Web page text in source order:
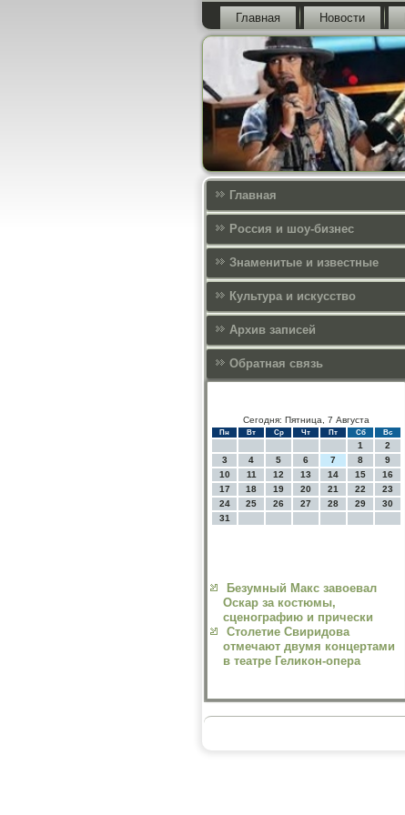
Главная Новости
Главная
Россия и шоу-бизнес
Знаменитые и известные
Культура и искусcтво
Архив записей
Обратная связь
Сегодня: Пятница, 7 Августа
Пн Вт Ср Чт Пт Сб Вс
1
2
3
4 5 6 7 8
9
10
11 12 13 14 15
16
17
18 19 20 21 22
23
24
25 26 27 28 29
30
31
Безумный Макс завоевал
Оскар за костюмы,
сценографию и прически
Столетие Свиридова
отмечают двумя концертами
в театре Геликон-опера